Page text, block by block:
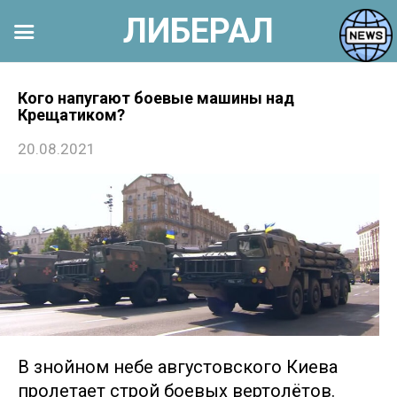
контенту
Кого напугают боевые машины над
Крещатиком?
20.08.2021
В знойном небе августовского Киева
пролетает строй боевых вертолётов.
ЛИБЕРАЛ